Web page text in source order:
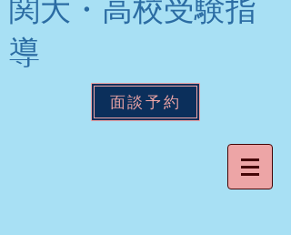
関大・高校受験指
導
面談予約